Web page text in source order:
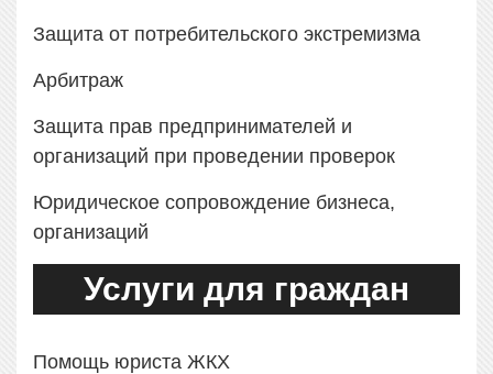
Защита от потребительского экстремизма
Арбитраж
Защита прав предпринимателей и
организаций при проведении проверок
Юридическое сопровождение бизнеса,
организаций
Услуги для граждан
Помощь юриста ЖКХ